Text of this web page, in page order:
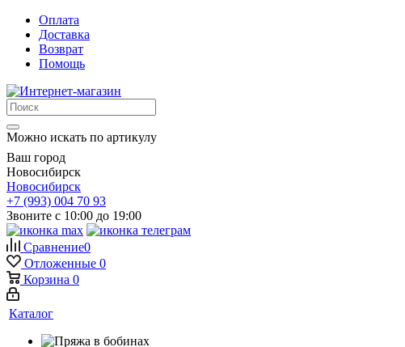
Оплата
Доставка
Возврат
Помощь
Можно искать по артикулу
Ваш город
Новосибирск
Новосибирск
+7 (993) 004 70 93
Звоните с 10:00 до 19:00
Сравнение0
Отложенные 0
Корзина 0
Каталог